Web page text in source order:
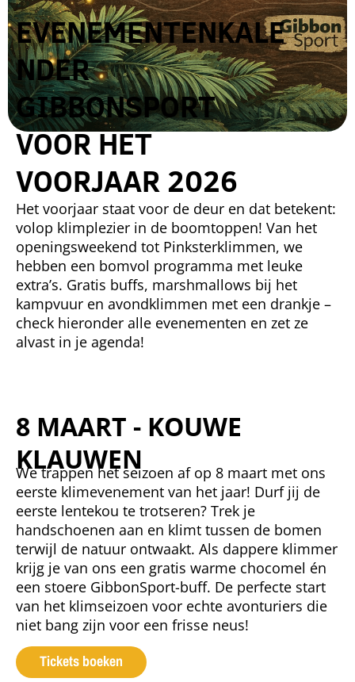
EVENEMENTENKALE
NDER
GIBBONSPORT
VOOR HET
VOORJAAR 2026
Het voorjaar staat voor de deur en dat betekent:
volop klimplezier in de boomtoppen! Van het
openingsweekend tot Pinksterklimmen, we
hebben een bomvol programma met leuke
extra’s. Gratis buffs, marshmallows bij het
kampvuur en avondklimmen met een drankje –
check hieronder alle evenementen en zet ze
alvast in je agenda!
8 MAART - KOUWE
KLAUWEN
We trappen het seizoen af op 8 maart met ons
eerste klimevenement van het jaar! Durf jij de
eerste lentekou te trotseren? Trek je
handschoenen aan en klimt tussen de bomen
terwijl de natuur ontwaakt. Als dappere klimmer
krijg je van ons een gratis warme chocomel én
een stoere GibbonSport-buff. De perfecte start
van het klimseizoen voor echte avonturiers die
niet bang zijn voor een frisse neus!
Tickets boeken